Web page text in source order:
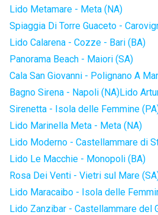
Lido Metamare - Meta (NA)
Spiaggia Di Torre Guaceto -
Lido Calarena - Cozze - Bari (BA)
Panorama Beach - Maiori (SA)
Cala San Giovanni - Polignano A
Bagno Sirena - Napoli (NA)Lido
Sirenetta - Isola delle Femmine
Lido Marinella Meta - Meta (NA)
Lido Moderno - Castellammare di
Lido Le Macchie - Monopoli (BA)
Rosa Dei Venti - Vietri sul Mare
Lido Maracaibo - Isola delle
Lido Zanzibar - Castellammare del